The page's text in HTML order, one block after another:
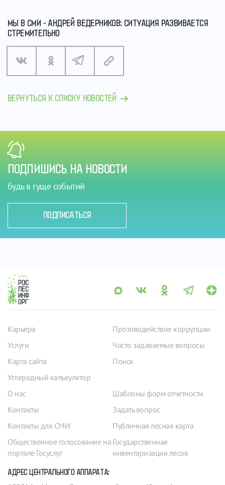
МЫ В СМИ - АНДРЕЙ ВЕДЕРНИКОВ: СИТУАЦИЯ РАЗВИВАЕТСЯ
СТРЕМИТЕЛЬНО
ВЕРНУТЬСЯ К СПИСКУ НОВОСТЕЙ
ПОДПИШИСЬ НА НОВОСТИ
будь в гуще событий
ПОДПИСАТЬСЯ
Карьера
Услуги
Карта сайта
Углеродный калькулятор
Противодействие коррупции
Часто задаваемые вопросы
Поиск
О нас
Контакты
Контакты для СМИ
Общественное голосование на
портале Госуслуг
Шаблоны форм отчетности
Задать вопрос
Публичная лесная карта
Государственная
инвентаризация лесов
АДРЕС ЦЕНТРАЛЬНОГО АППАРАТА: